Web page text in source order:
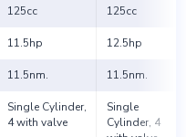
125cc 125cc
11.5hp 12.5hp
11.5nm. 11.5nm.
Single Cylinder,
4 with valve
Single
Cylinder, 4